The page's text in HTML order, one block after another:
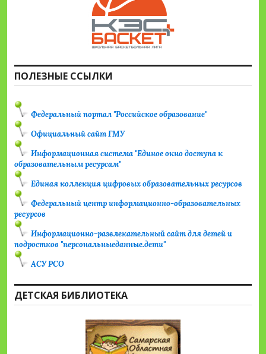
ПОЛЕЗНЫЕ ССЫЛКИ
Федеральный портал "Российское образование"
Официальный сайт ГМУ
Информационная система "Единое окно доступа к
образовательным ресурсам"
Единая коллекция цифровых образовательных ресурсов
Федеральный центр информационно-образовательных
ресурсов
Информационно-развлекательный сайт для детей и
подростков "персональныеданные.дети"
АСУ РСО
ДЕТСКАЯ БИБЛИОТЕКА